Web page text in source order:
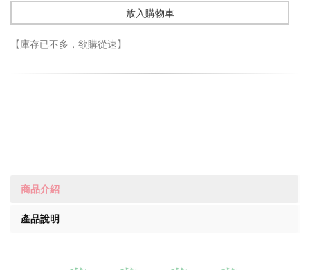
放入購物車
【庫存已不多，欲購從速】
商品介紹
產品說明